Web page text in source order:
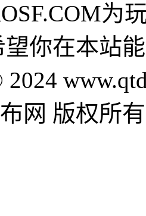
为
你在本站
网 版权所有